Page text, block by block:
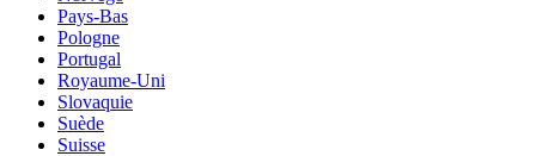
Pays-Bas
Pologne
Portugal
Royaume-Uni
Slovaquie
Suède
Suisse